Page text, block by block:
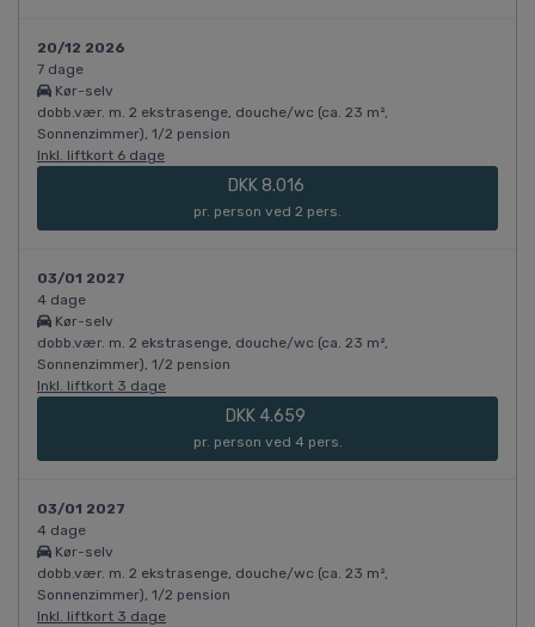
20/12 2026
7 dage
Kør-selv
dobb.vær. m. 2 ekstrasenge, douche/wc (ca. 23 m²,
Sonnenzimmer), 1/2 pension
Inkl. liftkort 6 dage
DKK 8.016
pr. person ved 2 pers.
03/01 2027
4 dage
Kør-selv
dobb.vær. m. 2 ekstrasenge, douche/wc (ca. 23 m²,
Sonnenzimmer), 1/2 pension
Inkl. liftkort 3 dage
DKK 4.659
pr. person ved 4 pers.
03/01 2027
4 dage
Kør-selv
dobb.vær. m. 2 ekstrasenge, douche/wc (ca. 23 m²,
Sonnenzimmer), 1/2 pension
Inkl. liftkort 3 dage